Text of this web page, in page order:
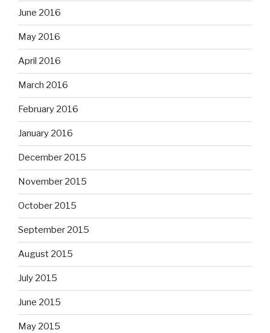
June 2016
May 2016
April 2016
March 2016
February 2016
January 2016
December 2015
November 2015
October 2015
September 2015
August 2015
July 2015
June 2015
May 2015